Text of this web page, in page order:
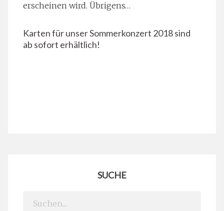
erscheinen wird. Übrigens…
Karten für unser Sommerkonzert 2018 sind
ab sofort erhältlich!
SUCHE
Search